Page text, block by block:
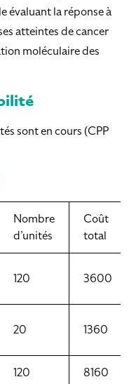
évaluant la réponse à
atteintes de cancer
moléculaire des
sont en cours (CPP
Nombre
d’unités
Coût
total
120 3600
20 1360
120 8160